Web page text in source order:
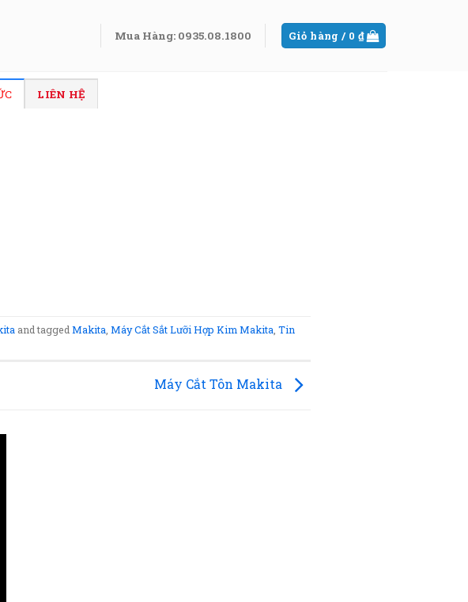
Mua Hàng: 0935.08.1800 Giỏ hàng / 0 ₫
LIÊN HỆ
and tagged Makita Máy Cắt Sắt Lưỡi Hợp Kim Makita Tin
Máy Cắt Tôn Makita